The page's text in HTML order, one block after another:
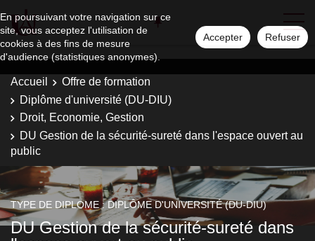
En poursuivant votre navigation sur ce
site, vous acceptez l'utilisation de
cookies à des fins de mesure
d'audience (statistiques anonymes).
Accepter Refuser
Accueil
Offre de formation
Diplôme d'université (DU-DIU)
Droit, Economie, Gestion
DU Gestion de la sécurité-sureté dans l'espace ouvert au
public
TYPE DE DIPLOME : DIPLÔME D'UNIVERSITÉ (DU-DIU)
DU Gestion de la sécurité-sureté dans